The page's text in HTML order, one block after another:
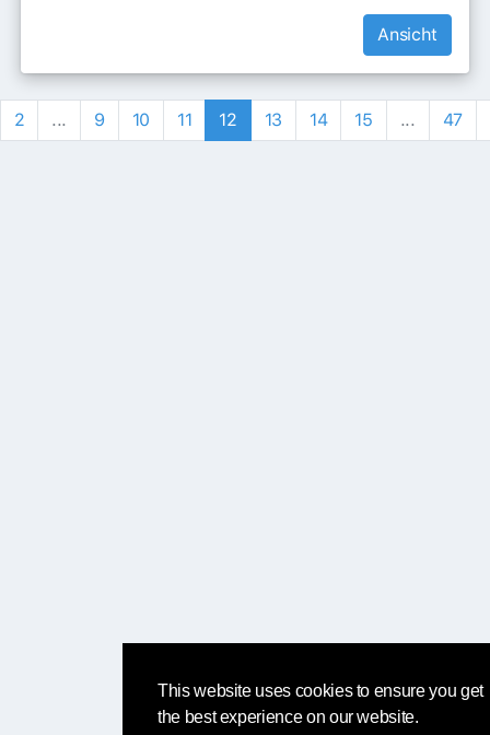
This website uses cookies to ensure you get
the best experience on our website.
Ansicht
2 ... 9 10 11 12 13 14 15 ... 47